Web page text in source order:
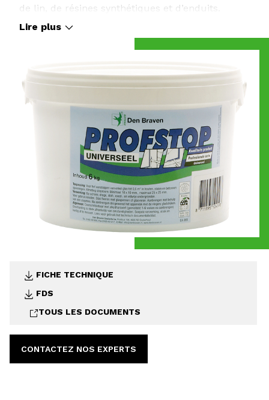
FICHE TECHNIQUE
FDS
TOUS LES DOCUMENTS
CONTACTEZ NOS EXPERTS
de lin, de résines synthétiques et d’enduits.
Lire plus